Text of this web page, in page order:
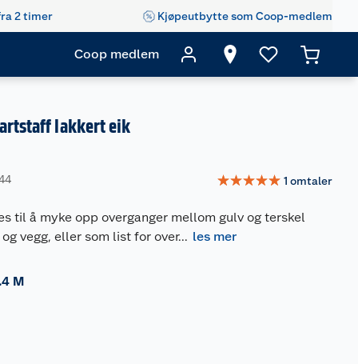
2 timer Kjøpeutbytte som Coop-medlem
Coop medlem
lakkert eik
☆☆☆☆☆ 1 omtaler
til å myke opp overganger mellom gulv og terskel
vegg, eller som list for over... les mer
M